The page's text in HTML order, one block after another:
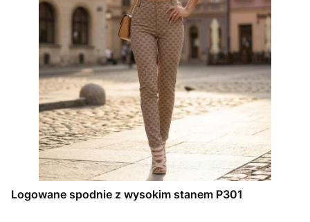
Logowane spodnie z wysokim stanem P301